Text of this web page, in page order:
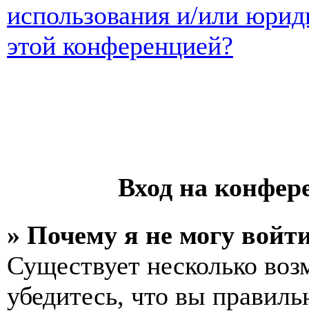
использования и/или
этой конференцией?
Вход на
» Почему я не могу
Существует несколько
убедитесь, что вы